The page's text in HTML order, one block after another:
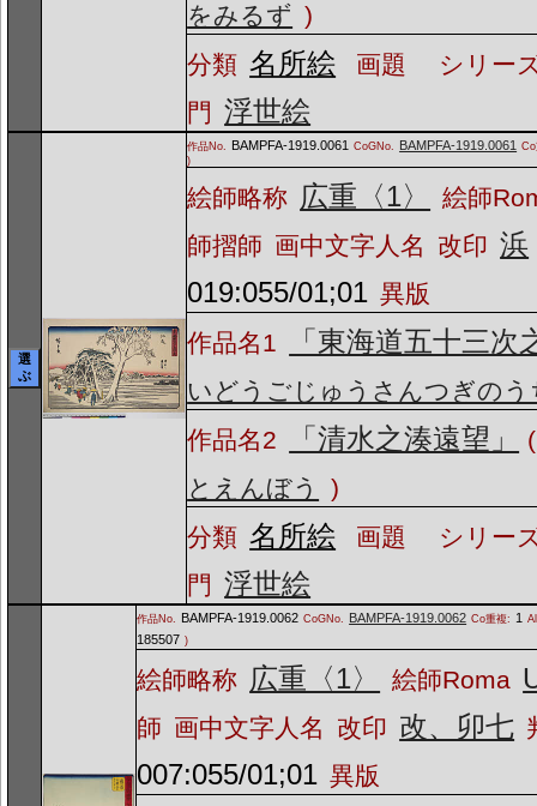
をみるず )
分類 名所絵 画題
シリー
門 浮世絵
選
ぶ
作品No. BAMPFA-1919.0061 CoGNo. BAMPFA-1919.0061
)
絵師略称 広重〈1〉
絵師
師摺師 画中文字人名 改印 浜
019:055/01;01 異版
作品名1
「東海道五十三次
いどうごじゅうさんつぎのう
作品名2
「清水之湊遠望」
(
とえんぼう
)
分類 名所絵 画題
シリー
門 浮世絵
作品No. BAMPFA-1919.0062 CoGNo. BAMPFA-1919.0062 Co重複: 1
185507 )
絵師略称 広重〈1〉 絵師Roma
師 画中文字人名 改印 改、卯七
007:055/01;01 異版